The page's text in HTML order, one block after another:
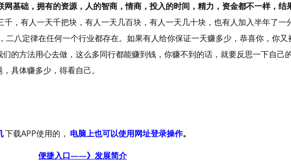
网基础，拥有的资源，人的智商，情商，投入的时间，精力，资金都不一样，结
千，有人一天千把块，有人一天几百块，有人一天几十块，也有人加入半年了一
，二八定律在任何一个行业都存在。如果有人给你保证一天赚多少，恭喜你，你又
的方法用心去做，这么多同行都能赚到钱，你赚不到的话，就要反思一下自己
具体赚多少，得看自己。
下载APP使用的， 电脑上也可以使用网址登录操作。
便捷入口——》发展简介